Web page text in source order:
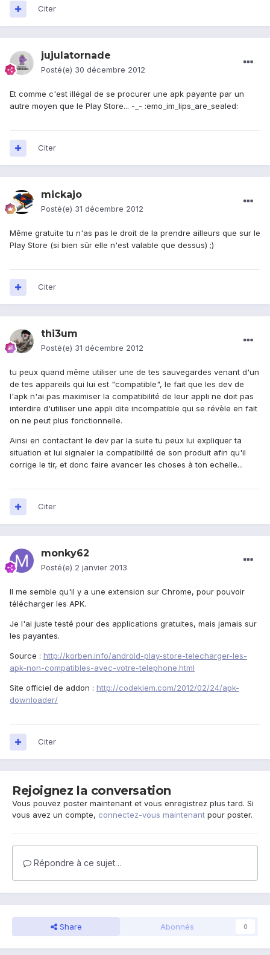
Citer
jujulatornade
Posté(e) 30 décembre 2012
Et comme c'est illégal de se procurer une apk payante par un
autre moyen que le Play Store... -_- :emo_im_lips_are_sealed:
Citer
mickajo
Posté(e) 31 décembre 2012
Même gratuite tu n'as pas le droit de la prendre ailleurs que sur le
Play Store (si bien sûr elle n'est valable que dessus) ;)
Citer
thi3um
Posté(e) 31 décembre 2012
tu peux quand même utiliser une de tes sauvegardes venant d'un
de tes appareils qui lui est "compatible", le fait que les dev de
l'apk n'ai pas maximiser la compatibilité de leur appli ne doit pas
interdire d'utiliser une appli dite incompatible qui se révèle en fait
on ne peut plus fonctionnelle.
Ainsi en contactant le dev par la suite tu peux lui expliquer ta
situation et lui signaler la compatibilité de son produit afin qu'il
corrige le tir, et donc faire avancer les choses à ton echelle...
Citer
monky62
Posté(e) 2 janvier 2013
Il me semble qu'il y a une extension sur Chrome, pour pouvoir
télécharger les APK.
Je l'ai juste testé pour des applications gratuites, mais jamais sur
les payantes.
Source : http://korben.info/android-play-store-telecharger-les-
apk-non-compatibles-avec-votre-telephone.html
Site officiel de addon : http://codekiem.com/2012/02/24/apk-
downloader/
Citer
Rejoignez la conversation
Vous pouvez poster maintenant et vous enregistrez plus tard. Si
vous avez un compte, connectez-vous maintenant pour poster.
Répondre à ce sujet…
Share Abonnés 0